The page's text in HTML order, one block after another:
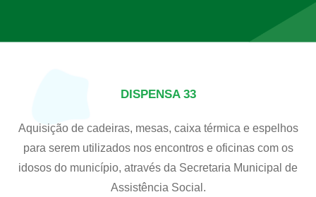
DISPENSA 33
Aquisição de cadeiras, mesas, caixa térmica e espelhos
para serem utilizados nos encontros e oficinas com os
idosos do município, através da Secretaria Municipal de
Assistência Social.